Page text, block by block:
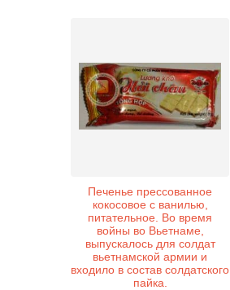
Печенье прессованное
кокосовое с ванилью,
питательное. Во время
войны во Вьетнаме,
выпускалось для солдат
вьетнамской армии и
входило в состав солдатского
пайка.